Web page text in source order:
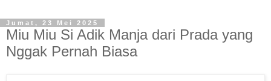
Jumat, 23 Mei 2025
Miu Miu Si Adik Manja dari Prada yang
Nggak Pernah Biasa